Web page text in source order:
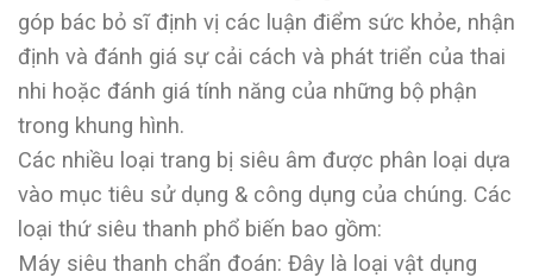
góp bác bỏ sĩ định vị các luận điểm sức khỏe, nhận
định và đánh giá sự cải cách và phát triển của thai
nhi hoặc đánh giá tính năng của những bộ phận
trong khung hình.
Các nhiều loại trang bị siêu âm được phân loại dựa
vào mục tiêu sử dụng & công dụng của chúng. Các
loại thứ siêu thanh phổ biến bao gồm:
Máy siêu thanh chẩn đoán: Đây là loại vật dụng